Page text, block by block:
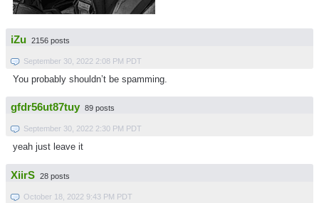
iZu 2156 posts
September 30, 2022 2:08 PM PDT
You probably shouldn’t be spamming.
gfdr56ut87tuy 89 posts
September 30, 2022 2:30 PM PDT
yeah just leave it
XiirS 28 posts
October 18, 2022 9:43 PM PDT